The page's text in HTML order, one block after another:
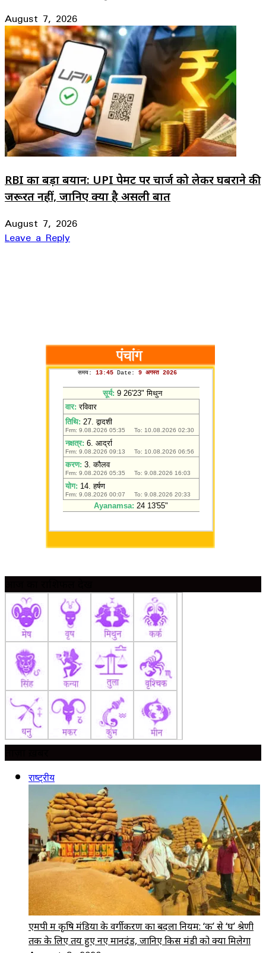
August 7, 2026
RBI का बड़ा बयान: UPI पेमेंट पर चार्ज को लेकर घबराने की
जरूरत नहीं, जानिए क्या है असली बात
August 7, 2026
Leave a Reply
राष्ट्रीय
एमपी में कृषि मंडियों के वर्गीकरण का बदला नियम: ‘क’ से ‘घ’ श्रेणी
तक के लिए तय हुए नए मानदंड, जानिए किस मंडी को क्या मिलेगा